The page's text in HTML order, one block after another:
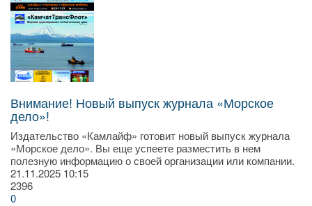
Внимание! Новый выпуск журнала «Морское
дело»!
Издательство «Камлайф» готовит новый выпуск журнала
«Морское дело». Вы еще успеете разместить в нем
полезную информацию о своей организации или компании.
21.11.2025 10:15
2396
0